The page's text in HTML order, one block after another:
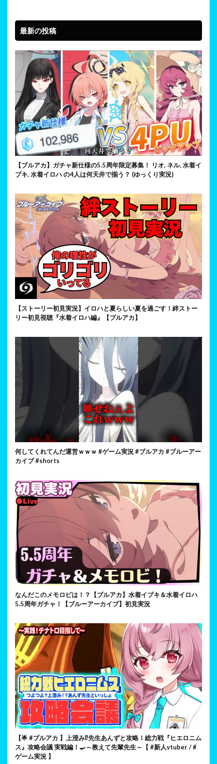
最新の投稿
【ブルアカ】ガチャ新仕様の5.5周年限定募集！ リオ, ネル, 水着イ
ブキ, 水着イロハ の4人は何天井で揃う？ (ゆっくり実況)
【ストーリー初見実況】イロハと夏らしい夏を過ごす！絆ストー
リー初見視聴『水着イロハ編』【ブルアカ】
何してくれてんだ運営ｗｗｗ #ゲーム実況 #ブルアカ #ブルーアー
カイブ #shorts
なんだこのメモロビは！？【ブルアカ】水着イブキ＆水着イロハ
5.5周年ガチャ！【ブルーアーカイブ】初見実況
【🌟 #ブルアカ 】上澄み⁉先生あんずと攻略！総力戦『ヒエロニム
ス』攻略会議 実戦編！🍳～教えて先輩先生～【 #新人vtuber / #
ゲーム実況 】